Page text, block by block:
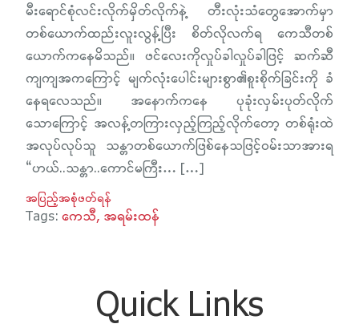
မီးရောင်စုံလင်းလိုက်မှိတ်လိုက်နဲ့ တီးလုံးသံတွေအောက်မှာ
တစ်ယောက်ထည်းလူးလွန့်ပြီး စိတ်လိုလက်ရ ကေသီတစ်
ယောက်ကနေမိသည်။ ဖင်လေးကိုလှုပ်ခါလှုပ်ခါဖြင့် ဆက်ဆီ
ကျကျအကကြောင့် မျက်လုံးပေါင်းများစွာ၏စူးစိုက်ခြင်းကို ခံ
နေရလေသည်။ အနောက်ကနေ ပုခုံးလှမ်းပုတ်လိုက်
သောကြောင့် အလန့်တကြားလှည့်ကြည့်လိုက်တော့ တစ်ရုံးထဲ
အလုပ်လုပ်သူ သန္တာတစ်ယောက်ဖြစ်နေသဖြင့်ဝမ်းသာအားရ
“ဟယ်..သန္တာ..ကောင်မကြီး… […]
အပြည့်အစုံဖတ်ရန်
Tags:ကေသီ အရမ်းထန်
Quick Links